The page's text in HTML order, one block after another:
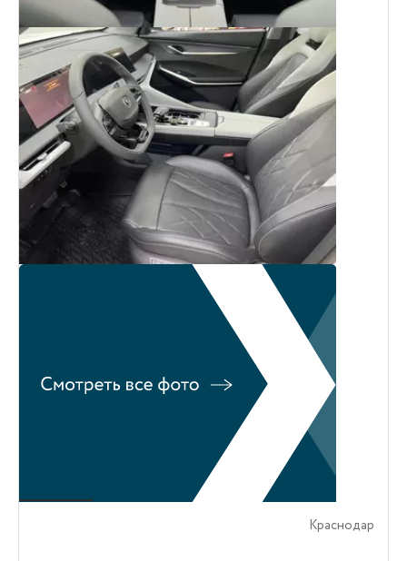
Краснодар